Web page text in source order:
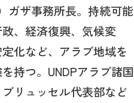
ガザ事務所長。持続可能
、経済復興、気候変
化など、アラブ地域を
持つ。UNDPアラブ諸国
リュッセル代表部など